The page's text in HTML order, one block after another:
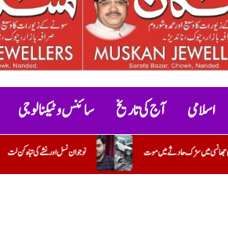
اسلامی آج کی تاریخ سائنس و ٹیکنالوجی
کتاب گنگا-جمنی تہذیب اور نشے کی تباہ کن لت